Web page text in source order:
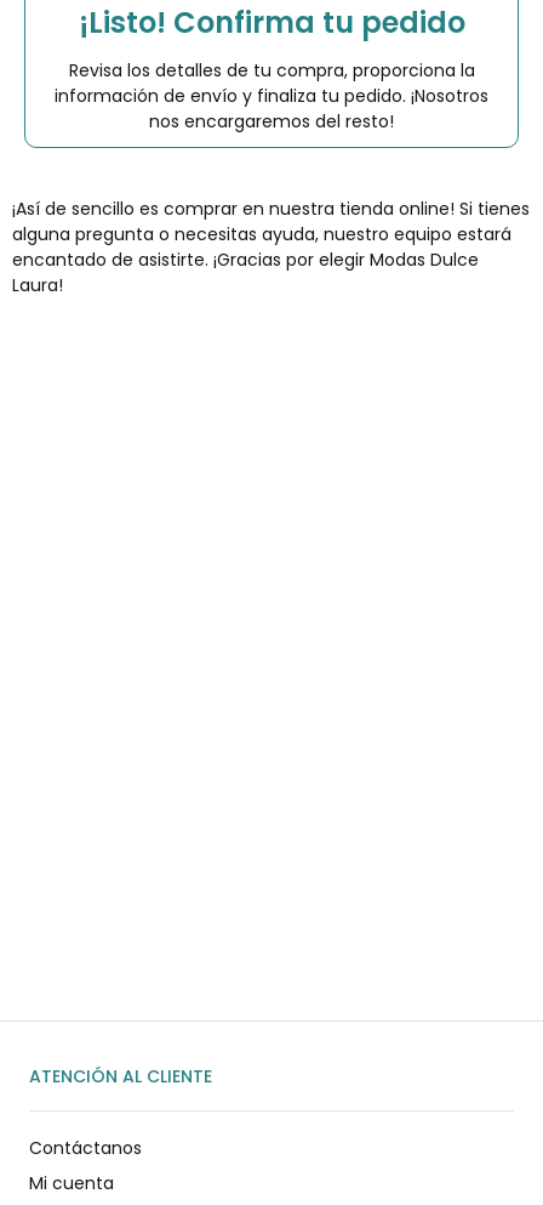
¡Listo! Confirma tu pedido
Revisa los detalles de tu compra, proporciona la
información de envío y finaliza tu pedido. ¡Nosotros
nos encargaremos del resto!
¡Así de sencillo es comprar en nuestra tienda online! Si tienes
alguna pregunta o necesitas ayuda, nuestro equipo estará
encantado de asistirte. ¡Gracias por elegir Modas Dulce
Laura!
ATENCIÓN AL CLIENTE
Contáctanos
Mi cuenta